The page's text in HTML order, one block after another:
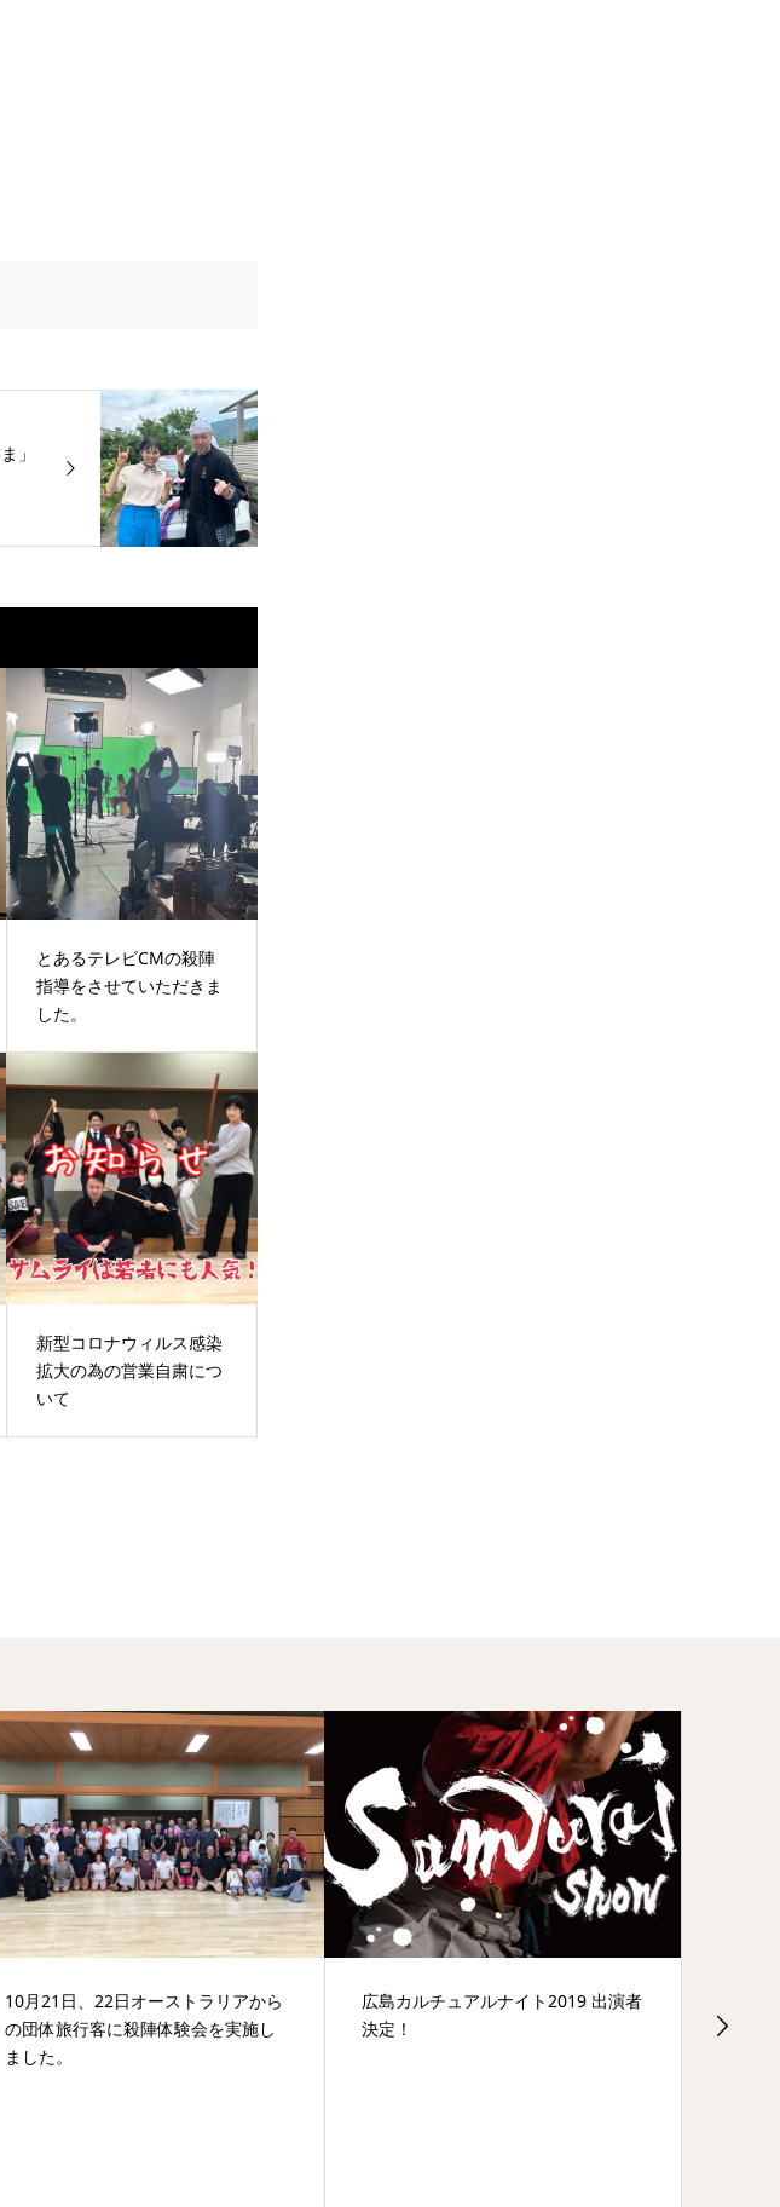
」
とあるテレビCMの殺陣
指導をさせていただきま
した。
新型コロナウィルス感染
拡大の為の営業自粛につ
いて
広島カルチュアルナイト2019 出演者
決定！
連続ドラマ 「絆」第一話を公開！